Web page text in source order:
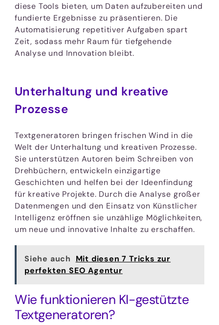
diese Tools bieten, um Daten aufzubereiten und
fundierte Ergebnisse zu präsentieren. Die
Automatisierung repetitiver Aufgaben spart
Zeit, sodass mehr Raum für tiefgehende
Analyse und Innovation bleibt.
Unterhaltung und kreative
Prozesse
Textgeneratoren bringen frischen Wind in die
Welt der Unterhaltung und kreativen Prozesse.
Sie unterstützen Autoren beim Schreiben von
Drehbüchern, entwickeln einzigartige
Geschichten und helfen bei der Ideenfindung
für kreative Projekte. Durch die Analyse großer
Datenmengen und den Einsatz von Künstlicher
Intelligenz eröffnen sie unzählige Möglichkeiten,
um neue und innovative Inhalte zu erschaffen.
Siehe auch
Mit diesen 7 Tricks zur
perfekten SEO Agentur
Wie funktionieren KI-gestützte
Textgeneratoren?